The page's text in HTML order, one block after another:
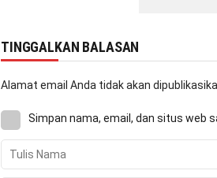
TINGGALKAN BALASAN
Alamat email Anda tidak akan
Simpan nama, email, dan situs web